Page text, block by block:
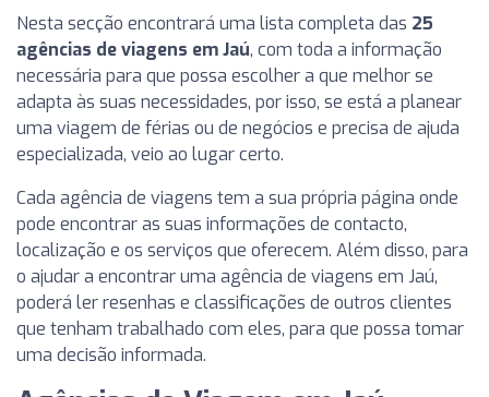
Nesta secção encontrará uma lista completa das 25
agências de viagens em Jaú, com toda a informação
necessária para que possa escolher a que melhor se
adapta às suas necessidades, por isso, se está a planear
uma viagem de férias ou de negócios e precisa de ajuda
especializada, veio ao lugar certo.
Cada agência de viagens tem a sua própria página onde
pode encontrar as suas informações de contacto,
localização e os serviços que oferecem. Além disso, para
o ajudar a encontrar uma agência de viagens em Jaú,
poderá ler resenhas e classificações de outros clientes
que tenham trabalhado com eles, para que possa tomar
uma decisão informada.